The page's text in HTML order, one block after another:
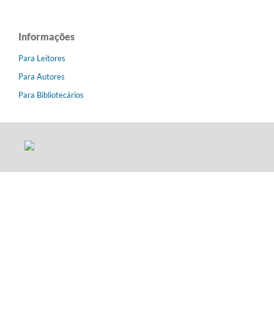
Informações
Para Leitores
Para Autores
Para Bibliotecários